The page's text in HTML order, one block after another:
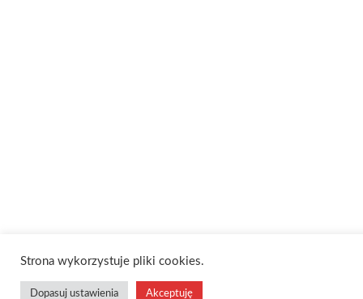
Strona wykorzystuje pliki cookies.
Dopasuj ustawienia Akceptuję